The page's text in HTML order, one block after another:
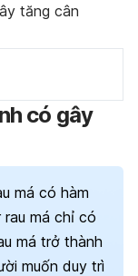
tăng cân
có gây
má có hàm
má chỉ có
má trở thành
muốn duy trì